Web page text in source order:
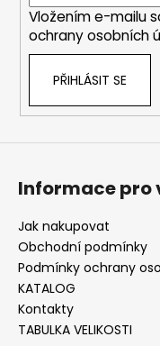
Vložením e-mailu
ochrany osobních
PŘIHLÁSIT SE
Informace pro
Jak nakupovat
Obchodní podmínky
Podmínky ochrany
KATALOG
Kontakty
TABULKA VELIKOSTI